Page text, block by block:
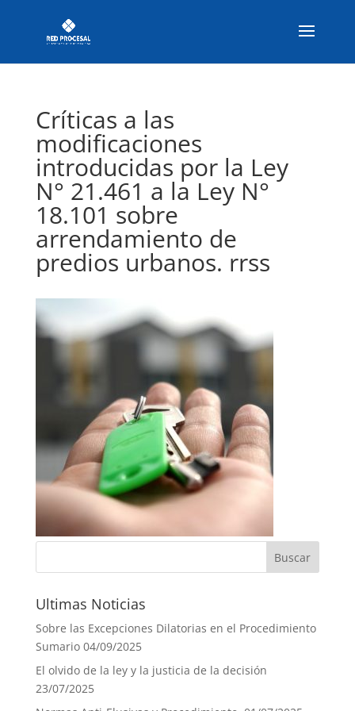
Críticas a las
modificaciones
introducidas por la Ley
N° 21.461 a la Ley N°
18.101 sobre
arrendamiento de
predios urbanos. rrss
Ultimas Noticias
Sobre las Excepciones Dilatorias en el Procedimiento
Sumario 04/09/2025
El olvido de la ley y la justicia de la decisión
23/07/2025